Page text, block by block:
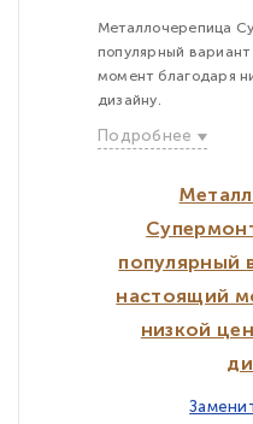
Металлочерепица
популярный
момент благодаря
дизайну.
Подробнее
популярный
настоящий
низкой